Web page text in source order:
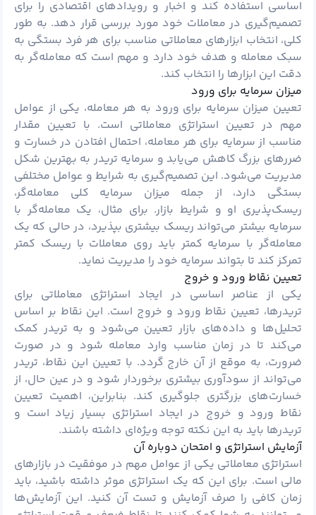
اساسی استفاده کند و اخبار و رویدادهای اقتصادی را برای
تصمیم‌گیری در معاملات خود مورد بررسی قرار دهد. به طور
کلی، انتخاب ابزارهای معاملاتی مناسب برای هر فرد بستگی به
سبک معامله و هدف خود دارد و مهم است که معامله‌گر به
دقت این ابزارها را انتخاب کند.
میزان سرمایه برای ورود
تعیین میزان سرمایه برای ورود به هر معامله، یکی از عوامل
مهم در تعیین استراتژی معاملاتی است. با تعیین مقدار
مناسب از سرمایه برای هر معامله، احتمال افتادن در خسارت و
ضررهای بزرگ کاهش می‌یابد و سرمایه‌ تریدر به بهترین شکل
مدیریت می‌شود. این تصمیم‌گیری به شرایط و عوامل مختلفی
بستگی دارد، از جمله میزان سرمایه کلی معامله‌گر،
ریسک‌پذیری او و شرایط بازار. برای مثال، یک معامله‌گر با
سرمایه بیشتر می‌تواند ریسک بیشتری بپذیرد، در حالی که یک
معامله‌گر با سرمایه کمتر باید روی معاملات با ریسک کمتر
تمرکز کند تا بتواند سرمایه‌ خود را مدیریت نماید.
تعیین نقاط ورود و خروج
یکی از عناصر اساسی در ایجاد استراتژی معاملاتی برای
تریدرها، تعیین نقاط ورود و خروج است. این نقاط بر اساس
تحلیل‌ها و داده‌های بازار تعیین می‌شود و به تریدر کمک
می‌کند تا در زمان مناسب وارد معامله شود و در صورت
ضرورت، به موقع از آن خارج گردد. با تعیین این نقاط، تریدر
می‌تواند از سودآوری بیشتری برخوردار شود و در عین حال، از
خسارت‌های بزرگتری جلوگیری کند. بنابراین، اهمیت تعیین
نقاط ورود و خروج در ایجاد استراتژی بسیار زیاد است و
تریدرها باید به این نکته توجه ویژه‌ای داشته باشند.
آزمایش استراتژی و امتحان دوباره آن
استراتژی معاملاتی یکی از عوامل مهم در موفقیت در بازارهای
مالی است. برای این که یک استراتژی موثر داشته باشید، باید
زمان کافی را صرف آزمایش و تست آن کنید. این آزمایش‌ها